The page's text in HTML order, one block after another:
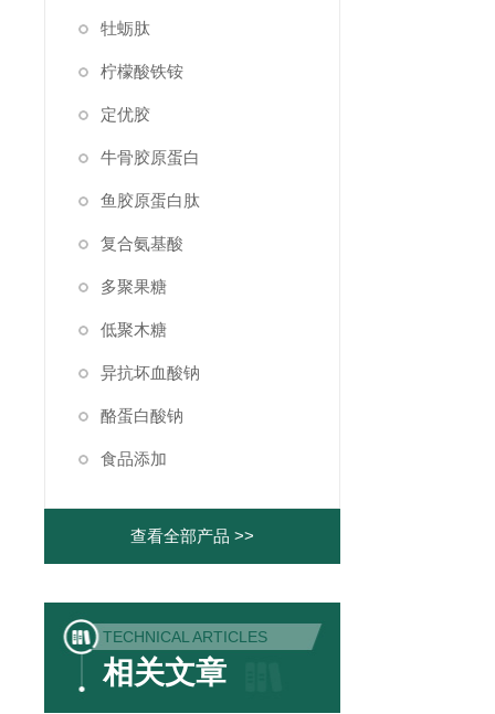
牡蛎肽
柠檬酸铁铵
定优胶
牛骨胶原蛋白
鱼胶原蛋白肽
复合氨基酸
多聚果糖
低聚木糖
异抗坏血酸钠
酪蛋白酸钠
食品添加
查看全部产品 >>
TECHNICAL ARTICLES
相关文章